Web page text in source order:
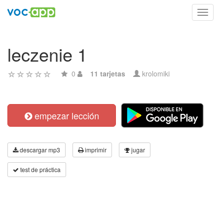
leczenie 1
0 11 tarjetas krolomiki
empezar lección
descargar mp3 imprimir jugar
test de práctica